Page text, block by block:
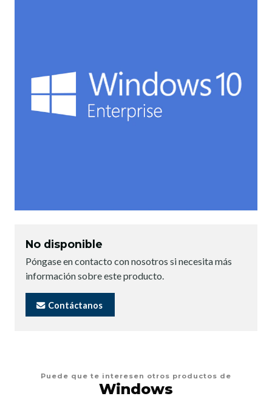
No disponible
Póngase en contacto con nosotros si necesita más
información sobre este producto.
Contáctanos
Puede que te interesen otros productos de
Windows